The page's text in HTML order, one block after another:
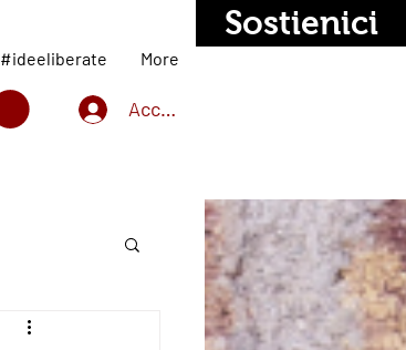
#ideeliberate More
Accedi
Sostienici